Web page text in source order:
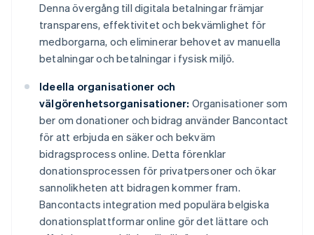
Denna övergång till digitala betalningar främjar
transparens, effektivitet och bekvämlighet för
medborgarna, och eliminerar behovet av manuella
betalningar och betalningar i fysisk miljö.
Ideella organisationer och
välgörenhetsorganisationer: Organisationer som
ber om donationer och bidrag använder Bancontact
för att erbjuda en säker och bekväm
bidragsprocess online. Detta förenklar
donationsprocessen för privatpersoner och ökar
sannolikheten att bidragen kommer fram.
Bancontacts integration med populära belgiska
donationsplattformar online gör det lättare och